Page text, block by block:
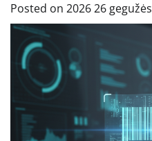
Posted on 2026 26 gegužės